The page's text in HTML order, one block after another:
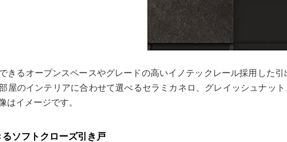
きるオープンスペースやグレードの高いイノテックレール採用した
屋のインテリアに合わせて選べるセラミカネロ、グレイッシュナッ
イメージです。
ソフトクローズ引き戸